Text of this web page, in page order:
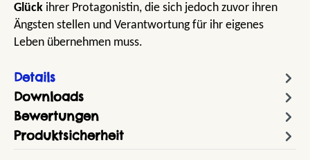
Glück ihrer Protagonistin, die sich jedoch zuvor ihren
Ängsten stellen und Verantwortung für ihr eigenes
Leben übernehmen muss.
Details
Downloads
Bewertungen
Produktsicherheit